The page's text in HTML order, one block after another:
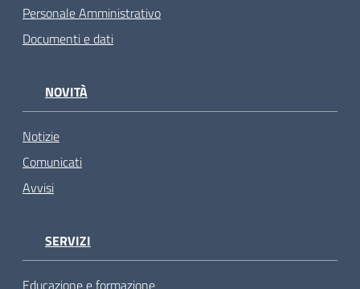
Personale Amministrativo
Documenti e dati
NOVITÀ
Notizie
Comunicati
Avvisi
SERVIZI